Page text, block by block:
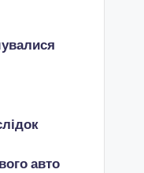
авто